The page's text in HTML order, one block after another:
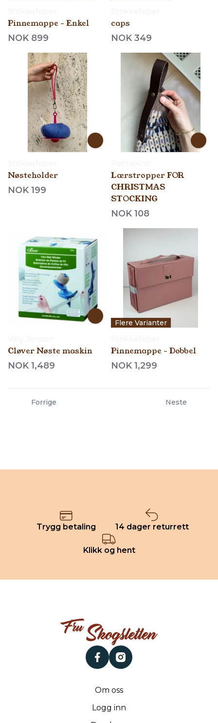
Pinnemappe - Enkel
NOK 899
caps
NOK 349
Nøsteholder
NOK 199
Lærstropper FOR
CHRISTMAS
STOCKING
NOK 108
Cløver Nøste maskin
NOK 1,489
Flere Varianter
Pinnemappe - Dobbel
NOK 1,299
Forrige Neste
Trygg betaling 14 dager returrett
Klikk og hent
facebookinstagram
Om oss
Logg inn